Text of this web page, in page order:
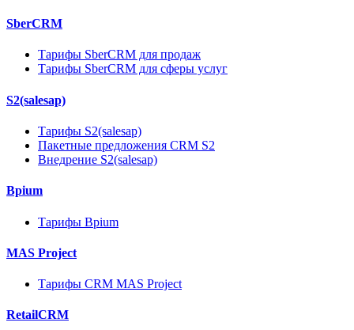
SberCRM
Тарифы SberCRM для продаж
Тарифы SberCRM для сферы услуг
S2(salesap)
Тарифы S2(salesap)
Пакетные предложения CRM S2
Внедрение S2(salesap)
Bpium
Тарифы Bpium
MAS Project
Тарифы CRM MAS Project
RetailCRM